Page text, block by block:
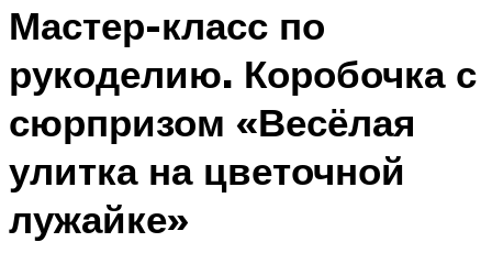
Мастер-класс по
рукоделию. Коробочка с
сюрпризом «Весёлая
улитка на цветочной
лужайке»